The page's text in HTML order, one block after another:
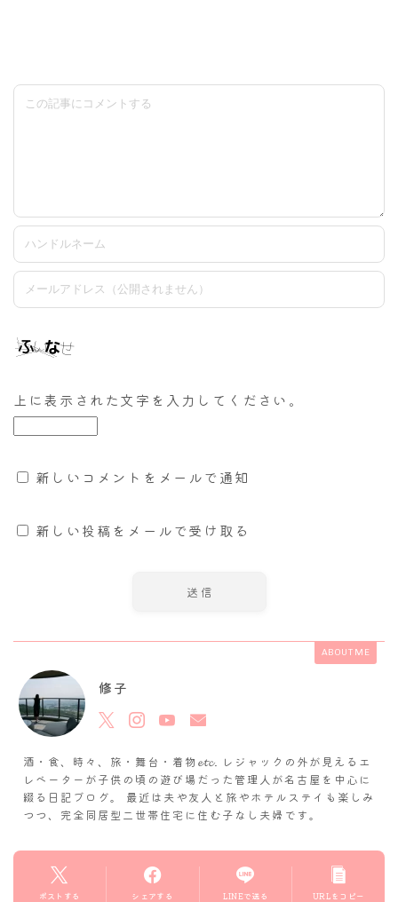
上に表示された文字を入力してください。
新しいコメントをメールで通知
新しい投稿をメールで受け取る
ABOUT ME
修子
酒・食、時々、旅・舞台・着物𝓮𝓽𝓬. レジャックの外が見えるエ
レベーターが子供の頃の遊び場だった管理人が名古屋を中心に
綴る日記ブログ。 最近は夫や友人と旅やホテルステイも楽しみ
つつ、完全同居型二世帯住宅に住む子なし夫婦です。
ポストする シェアする LINEで送る URLをコピー